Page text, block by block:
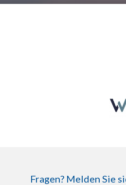
Fragen? Melden Sie